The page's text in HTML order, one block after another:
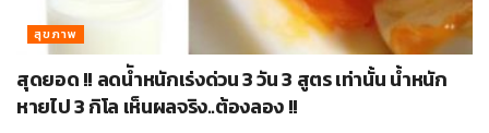
สุขภาพ
สุดยอด !! ลดนัำหนักเร่งด่วน 3 วัน 3 สูตร เท่านั้น น้ำหนัก
หายไป 3 กิโล เห็นผลจริง..ต้องลอง !!